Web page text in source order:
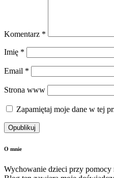
Komentarz *
Imię *
Email *
Strona www
Zapamiętaj moje dane w tej
O mnie
Wychowanie dzieci przy pomocy